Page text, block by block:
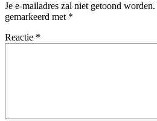
Je e-mailadres zal niet getoond worden.
gemarkeerd met *
Reactie *